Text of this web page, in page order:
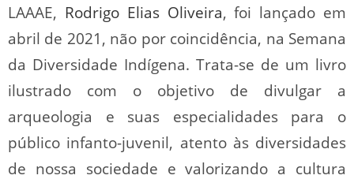
LAAAE, Rodrigo Elias Oliveira, foi lançado em
abril de 2021, não por coincidência, na Semana
da Diversidade Indígena. Trata-se de um livro
ilustrado com o objetivo de divulgar a
arqueologia e suas especialidades para o
público infanto-juvenil, atento às diversidades
de nossa sociedade e valorizando a cultura